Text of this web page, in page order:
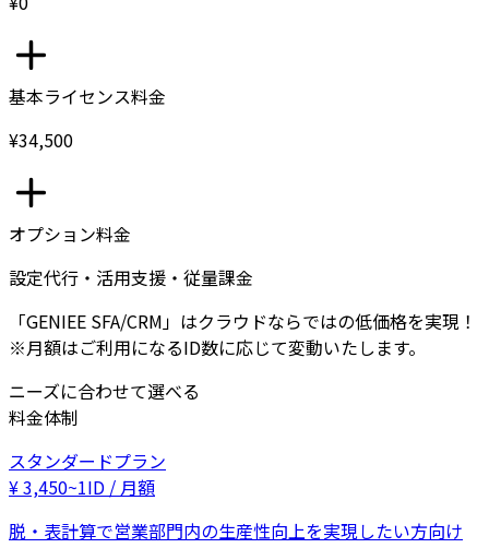
基本ライセンス料金
¥34,500
オプション料金
設定代行・活用支援・従量課金
「GENIEE SFA/CRM」はクラウドならではの低価格を実現！
※月額はご利用になるID数に応じて変動いたします。
ニーズに合わせて選べる
料金体制
スタンダードプラン
¥3,450~1ID / 月額
脱・表計算で営業部門内の生産性向上を実現したい方向け